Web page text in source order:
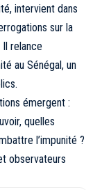
intervient dans
sur la
relance
au Sénégal, un
émergent :
quelles
l’impunité ?
observateurs